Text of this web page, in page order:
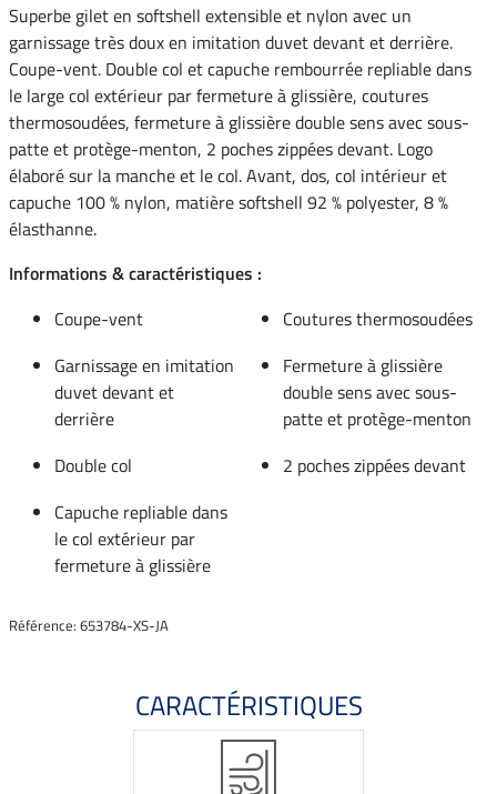
Superbe gilet en softshell extensible et nylon avec un
garnissage très doux en imitation duvet devant et derrière.
Coupe-vent. Double col et capuche rembourrée repliable dans
le large col extérieur par fermeture à glissière, coutures
thermosoudées, fermeture à glissière double sens avec sous-
patte et protège-menton, 2 poches zippées devant. Logo
élaboré sur la manche et le col. Avant, dos, col intérieur et
capuche 100 % nylon, matière softshell 92 % polyester, 8 %
élasthanne.
Informations & caractéristiques :
Coupe-vent
Coutures thermosoudées
Garnissage en imitation
duvet devant et
derrière
Fermeture à glissière
double sens avec sous-
patte et protège-menton
Double col
2 poches zippées devant
Capuche repliable dans
le col extérieur par
fermeture à glissière
Référence: 653784-XS-JA
CARACTÉRISTIQUES